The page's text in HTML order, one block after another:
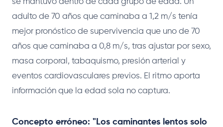
se mantuvo dentro de cada grupo de edad. Un
adulto de 70 años que caminaba a 1,2 m/s tenía
mejor pronóstico de supervivencia que uno de 70
años que caminaba a 0,8 m/s, tras ajustar por sexo,
masa corporal, tabaquismo, presión arterial y
eventos cardiovasculares previos. El ritmo aporta
información que la edad sola no captura.
Concepto erróneo: "Los caminantes lentos solo